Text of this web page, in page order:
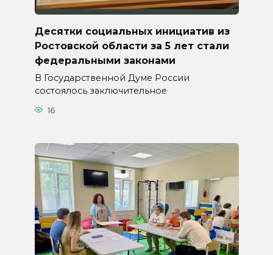
Десятки социальных инициатив из
Ростовской области за 5 лет стали
федеральными законами
В Государственной Думе России
состоялось заключительное
16